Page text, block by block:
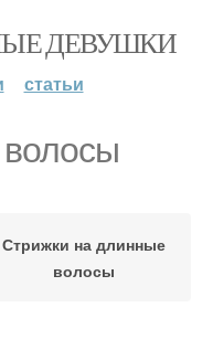
ДЕВУШКИ
статьи
Стрижки на длинные
волосы